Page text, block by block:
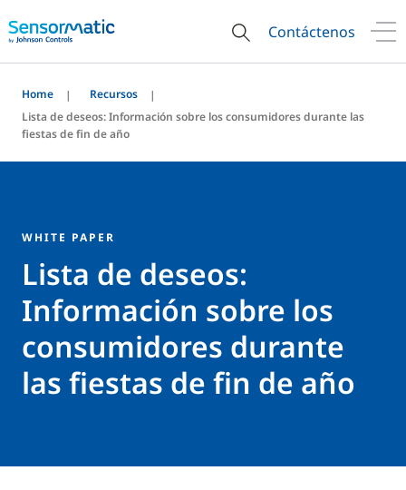
Contáctenos
Home
Recursos
Lista de deseos: Información sobre los consumidores durante las
fiestas de fin de año
WHITE PAPER
Lista de deseos:
Información sobre los
consumidores durante
las fiestas de fin de año